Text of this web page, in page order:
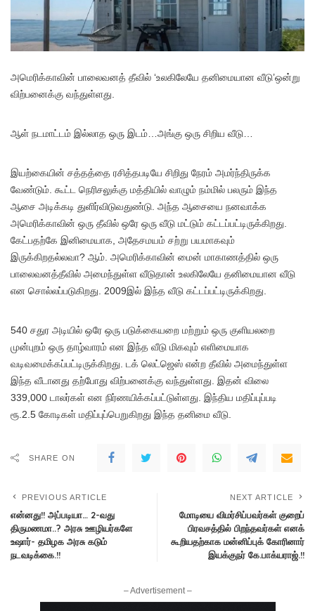
அமெரிக்காவின் பாலைவனத் தீவில் ‘உலகிலேயே தனிமையான வீடு’ஒன்று
விற்பனைக்கு வந்துள்ளது.
ஆள் நடமாட்டம் இல்லாத ஒரு இடம்…அங்கு ஒரு சிறிய வீடு…
இயற்கையின் சத்தத்தை ரசித்தபடியே சிறிது நேரம் அமர்ந்திருக்க
வேண்டும். கூட்ட நெரிசலுக்கு மத்தியில் வாழும் நம்மில் பலரும் இந்த
ஆசை அடிக்கடி துளிர்விடுவதுண்டு. அந்த ஆசையை நனவாக்க
அமெரிக்காவின் ஒரு தீவில் ஒரே ஒரு வீடு மட்டும் கட்டப்பட்டிருக்கிறது.
கேட்பதற்கே இனிமையாக, அதேசமயம் சற்று பயமாகவும்
இருக்கிறதல்லவா? ஆம். அமெரிக்காவின் மைன் மாகாணத்தில் ஒரு
பாலைவனத்தீவில் அமைந்துள்ள வீடுதான் உலகிலேயே தனிமையான வீடு
என சொல்லப்படுகிறது. 2009இல் இந்த வீடு கட்டப்பட்டிருக்கிறது.
540 சதுர அடியில் ஒரே ஒரு படுக்கையறை மற்றும் ஒரு குளியலறை
முன்புறம் ஒரு தாழ்வாரம் என இந்த வீடு மிகவும் எளிமையாக
வடிவமைக்கப்பட்டிருக்கிறது. டக் லெட்ஜெஸ் என்ற தீவில் அமைந்துள்ள
இந்த வீடானது தற்போது விற்பனைக்கு வந்துள்ளது. இதன் விலை
339,000 டாலர்கள் என நிர்ணயிக்கப்பட்டுள்ளது. இந்திய மதிப்புப்படி
ரூ.2.5 கோடிகள் மதிப்புப்பெறுகிறது இந்த தனிமை வீடு.
SHARE ON
PREVIOUS ARTICLE
என்னது!! அப்படியா… 2-வது
திருமணமா..? அரசு ஊழியர்களே
உஷார்- தமிழக அரசு கடும்
நடவடிக்கை.!!
NEXT ARTICLE
மோடியை விமர்சிப்பவர்கள் குறைப்
பிரவசத்தில் பிறந்தவர்கள் எனக்
கூறியதற்காக மன்னிப்புக் கோரினார்
இயக்குநர் கே.பாக்யராஜ்.!!
– Advertisement –